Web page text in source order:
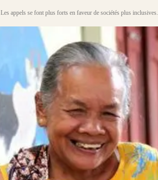
Les appels se font plus forts en faveur de sociétés plus inclusives...